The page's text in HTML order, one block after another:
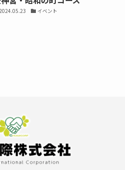
イベント